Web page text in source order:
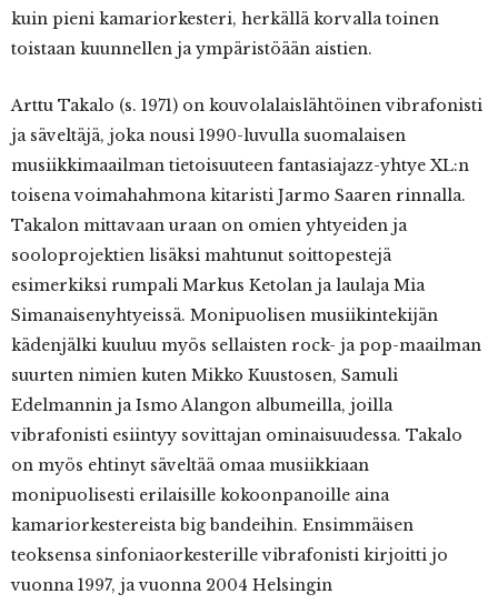
kuin pieni kamariorkesteri, herkällä korvalla toinen
toistaan kuunnellen ja ympäristöään aistien.
Arttu Takalo (s. 1971) on kouvolalaislähtöinen vibrafonisti
ja säveltäjä, joka nousi 1990-luvulla suomalaisen
musiikkimaailman tietoisuuteen fantasiajazz-yhtye XL:n
toisena voimahahmona kitaristi Jarmo Saaren rinnalla.
Takalon mittavaan uraan on omien yhtyeiden ja
sooloprojektien lisäksi mahtunut soittopestejä
esimerkiksi rumpali Markus Ketolan ja laulaja Mia
Simanaisenyhtyeissä. Monipuolisen musiikintekijän
kädenjälki kuuluu myös sellaisten rock- ja pop-maailman
suurten nimien kuten Mikko Kuustosen, Samuli
Edelmannin ja Ismo Alangon albumeilla, joilla
vibrafonisti esiintyy sovittajan ominaisuudessa. Takalo
on myös ehtinyt säveltää omaa musiikkiaan
monipuolisesti erilaisille kokoonpanoille aina
kamariorkestereista big bandeihin. Ensimmäisen
teoksensa sinfoniaorkesterille vibrafonisti kirjoitti jo
vuonna 1997, ja vuonna 2004 Helsingin